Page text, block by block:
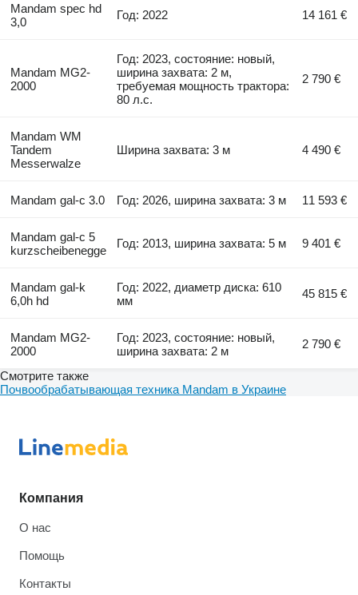
Mandam spec hd
3,0
Год: 2022 14 161 €
Mandam MG2-
2000
Год: 2023, состояние: новый,
ширина захвата: 2 м,
требуемая мощность трактора:
80 л.с.
2 790 €
Mandam WM
Tandem
Messerwalze
Ширина захвата: 3 м 4 490 €
Mandam gal-c 3.0 Год: 2026, ширина захвата: 3 м 11 593 €
Mandam gal-c 5
kurzscheibenegge
Год: 2013, ширина захвата: 5 м 9 401 €
Mandam gal-k
6,0h hd
Год: 2022, диаметр диска: 610
мм
45 815 €
Mandam MG2-
2000
Год: 2023, состояние: новый,
ширина захвата: 2 м
2 790 €
Смотрите также
Почвообрабатывающая техника Mandam в Украине
Компания
О нас
Помощь
Контакты